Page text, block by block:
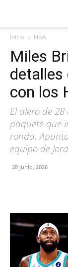
Inicio NBA
Miles
detalles
con los
El alero de
paquete que
ronda.
equipo de
28 junio, 2026